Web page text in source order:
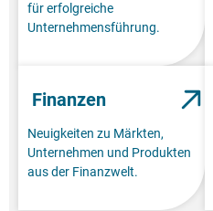
für erfolgreiche
Unternehmensführung.
Finanzen
Neuigkeiten zu Märkten,
Unternehmen und Produkten
aus der Finanzwelt.